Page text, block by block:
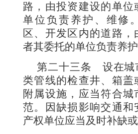
路，由投资建设的单位
单位负责养护、维修
区、开发区内的道路，
者其委托的单位负责养护
第二十三条 设在城
类管线的检查井、箱盖
附属设施，应当符合城
范。因缺损影响交通和
产权单位应当及时补缺或